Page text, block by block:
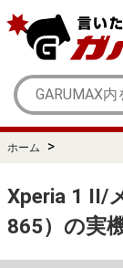
ホーム >
Xperia 1 II/
865）の実